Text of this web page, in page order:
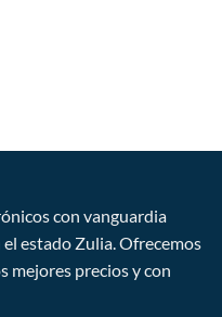
con vanguardia
estado Zulia. Ofrecemos
mejores precios y con